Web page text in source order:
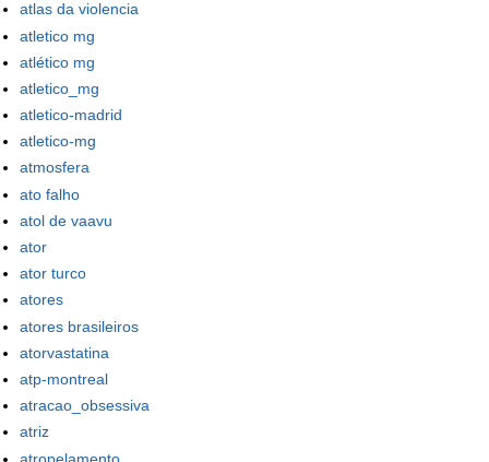
atlas da violencia
atletico mg
atlético mg
atletico_mg
atletico-madrid
atletico-mg
atmosfera
ato falho
atol de vaavu
ator
ator turco
atores
atores brasileiros
atorvastatina
atp-montreal
atracao_obsessiva
atriz
atropelamento